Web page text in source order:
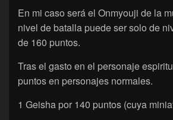
En mi caso será el Onmyouji de la
nivel de batalla puede ser solo de
de 160 puntos.
Tras el gasto en el personaje
puntos en personajes normales.
1 Geisha por 140 puntos (cuya